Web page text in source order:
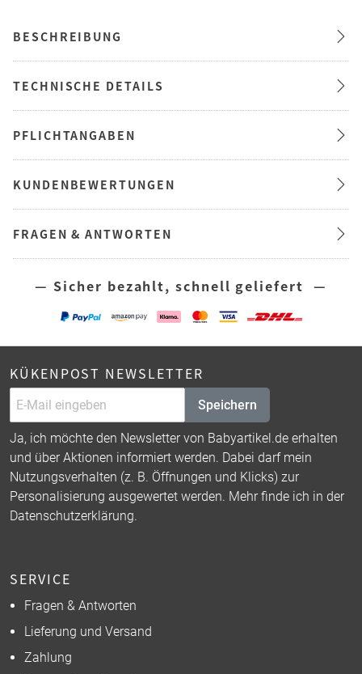
BESCHREIBUNG
TECHNISCHE DETAILS
PFLICHTANGABEN
KUNDENBEWERTUNGEN
FRAGEN & ANTWORTEN
— Sicher bezahlt, schnell geliefert —
KÜKENPOST NEWSLETTER
Speichern
Ja, ich möchte den Newsletter von Babyartikel.de erhalten
und über Aktionen informiert werden. Dabei darf mein
Nutzungsverhalten (z. B. Öffnungen und Klicks) zur
Personalisierung ausgewertet werden. Mehr finde ich in der
Datenschutzerklärung.
SERVICE
Fragen & Antworten
Lieferung und Versand
Zahlung